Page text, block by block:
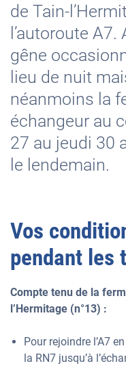
de Tain-
l’autoroute
gêne
lieu de nuit
néanmoins la
échangeur au
27 au jeudi 30
le lendemain.
Vos
pendant les
Compte tenu de la
l’Hermitage (n°13) :
Pour rejoindre l’A7
la RN7 jusqu’à